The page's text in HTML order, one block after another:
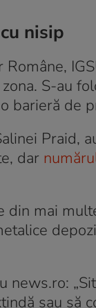
nisip
S-au
barieră de
Praid,
dar
mai
sau să